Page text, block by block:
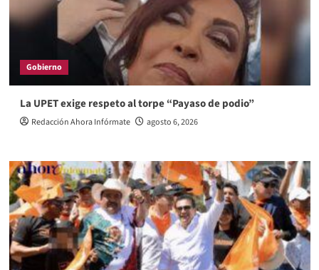
Gobierno
La UPET exige respeto al torpe “Payaso de podio”
Redacción Ahora Infórmate agosto 6, 2026